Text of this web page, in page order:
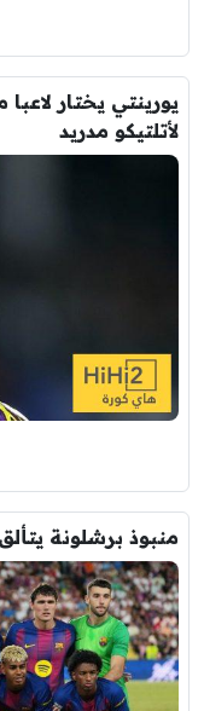
يورينتي يختار
لأتلتيكو مدريد
منبوذ برشلونة